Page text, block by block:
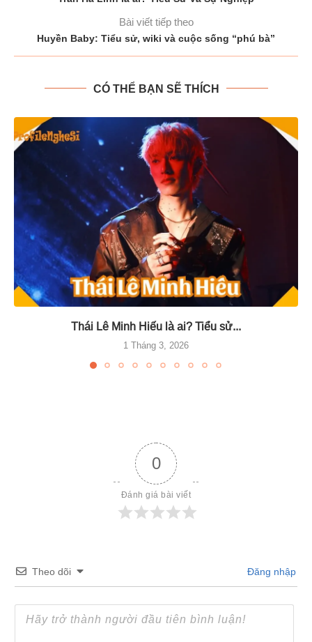
Bài viết tiếp theo
Huyền Baby: Tiểu sử, wiki và cuộc sống “phú bà”
CÓ THỂ BẠN SẼ THÍCH
Thái Lê Minh Hiếu là ai? Tiểu sử...
1 Tháng 3, 2026
0
Đánh giá bài viết
Theo dõi Đăng nhập